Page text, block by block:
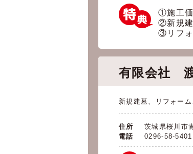
①施工価
②新規建
③リフォ
有限会社
新規建墓、リフォー
住所
茨城県桜川市
電話
0296-58-5401